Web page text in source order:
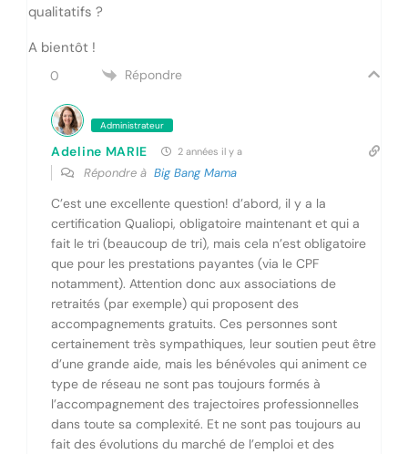
qualitatifs ?
A bientôt !
0 Répondre
Administrateur
Adeline MARIE 2 années il y a
Répondre à Big Bang Mama
C’est une excellente question! d’abord, il y a la
certification Qualiopi, obligatoire maintenant et qui a
fait le tri (beaucoup de tri), mais cela n’est obligatoire
que pour les prestations payantes (via le CPF
notamment). Attention donc aux associations de
retraités (par exemple) qui proposent des
accompagnements gratuits. Ces personnes sont
certainement très sympathiques, leur soutien peut être
d’une grande aide, mais les bénévoles qui animent ce
type de réseau ne sont pas toujours formés à
l’accompagnement des trajectoires professionnelles
dans toute sa complexité. Et ne sont pas toujours au
fait des évolutions du marché de l’emploi et des